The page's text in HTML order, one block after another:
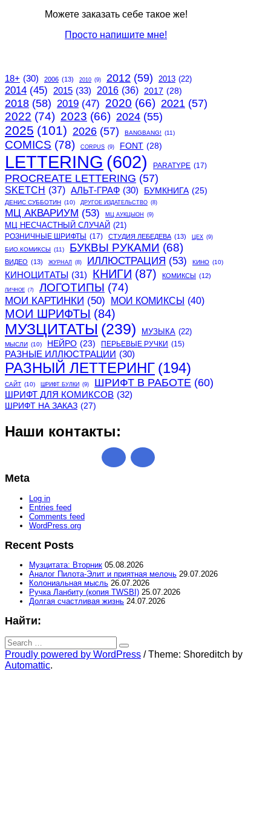
Можете заказать себе такое же!
Просто напишите мне!
18+ (30) 2006 (13) 2010 (9) 2012 (59) 2013 (22)
2014 (45) 2015 (33) 2016 (36) 2017 (28)
2018 (58) 2019 (47) 2020 (66) 2021 (57)
2022 (74) 2023 (66) 2024 (55)
2025 (101) 2026 (57) BANGBANG! (11)
COMICS (78) CORPUS (9) FONT (28)
LETTERING (602) PARATYPE (17)
PROCREATE LETTERING (57)
SKETCH (37) АЛЬТ-ГРАФ (30) БУМКНИГА (25)
ДЕНИС СУББОТИН (10) ДРУГОЕ ИЗДАТЕЛЬСТВО (8)
МЦ АКВАРИУМ (53) МЦ АУКЦЫОН (9)
МЦ НЕСЧАСТНЫЙ СЛУЧАЙ (21)
РОЗНИЧНЫЕ ШРИФТЫ (17) СТУДИЯ ЛЕБЕДЕВА (13) ЦЕХ (9)
БИО.КОМИКСЫ (11) БУКВЫ РУКАМИ (68)
ВИДЕО (13) ЖУРНАЛ (8) ИЛЛЮСТРАЦИЯ (53) КИНО (10)
КИНОЦИТАТЫ (31) КНИГИ (87) КОМИКСЫ (12)
ЛИЧНОЕ (7) ЛОГОТИПЫ (74)
МОИ КАРТИНКИ (50) МОИ КОМИКСЫ (40)
МОИ ШРИФТЫ (84)
МУЗЦИТАТЫ (239) МУЗЫКА (22)
МЫСЛИ (10) НЕЙРО (23) ПЕРЬЕВЫЕ РУЧКИ (15)
РАЗНЫЕ ИЛЛЮСТРАЦИИ (30)
РАЗНЫЙ ЛЕТТЕРИНГ (194)
САЙТ (10) ШРИФТ БУЛКИ (9) ШРИФТ В РАБОТЕ (60)
ШРИФТ ДЛЯ КОМИКСОВ (32)
ШРИФТ НА ЗАКАЗ (27)
Наши контакты:
Meta
Log in
Entries feed
Comments feed
WordPress.org
Recent Posts
Музцитата: Вторник 05.08.2026
Аналог Пилота-Элит и приятная мелочь 29.07.2026
Колониальная мысль 26.07.2026
Ручка Ланбиту (копия TWSBI) 25.07.2026
Долгая счастливая жизнь 24.07.2026
Найти:
Search
for:
Search
Proudly powered by WordPress /Theme: Shoreditch by
Automattic.